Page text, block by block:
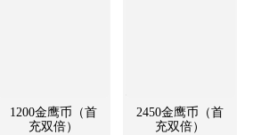
1200金鹰币（首
充双倍）
2450金鹰币（首
充双倍）